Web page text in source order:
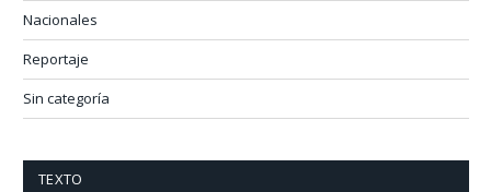
Nacionales
Reportaje
Sin categoría
TEXTO